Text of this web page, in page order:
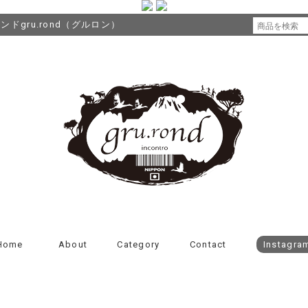
ドgru.rond（グルロン）
About Category Contact